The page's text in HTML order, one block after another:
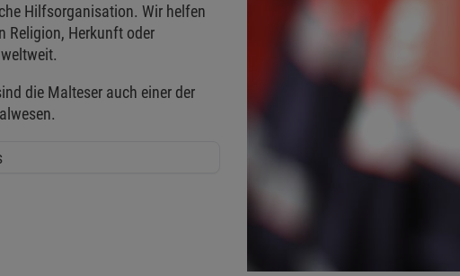
Hilfsorganisation. Wir helfen
Religion, Herkunft oder
die Malteser auch einer der